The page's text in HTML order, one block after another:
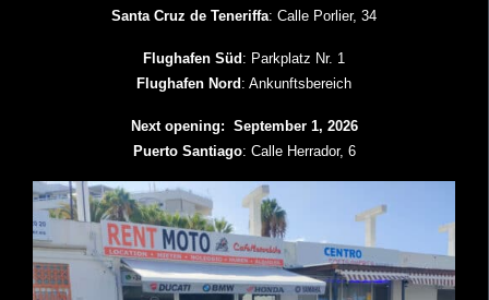
Santa Cruz de Teneriffa: Calle Porlier, 34
Flughafen Süd: Parkplatz Nr. 1
Flughafen Nord: Ankunftsbereich
Next opening: September 1, 2026
Puerto Santiago: Calle Herrador, 6